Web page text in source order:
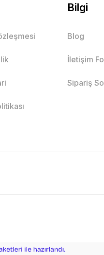
Bilgi
Blog
İletişim
Sipariş
e-